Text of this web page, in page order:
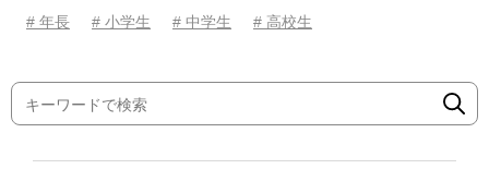
# 年長
# 小学生 # 中学生 # 高校生